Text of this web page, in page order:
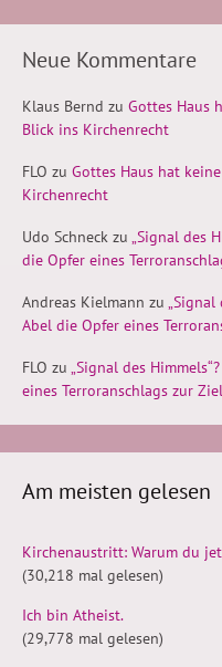
Neue Kommentare
Klaus Bernd zu Gottes Haus
Blick ins Kirchenrecht
FLO zu Gottes Haus hat
Kirchenrecht
Udo Schneck zu „Signal des
die Opfer eines
Andreas Kielmann zu „Signal
Abel die Opfer eines
FLO zu „Signal des
eines Terroranschlags zur
Am meisten gelesen
Kirchenaustritt: Warum du
(30,218 mal gelesen)
Ich bin Atheist.
(29,778 mal gelesen)